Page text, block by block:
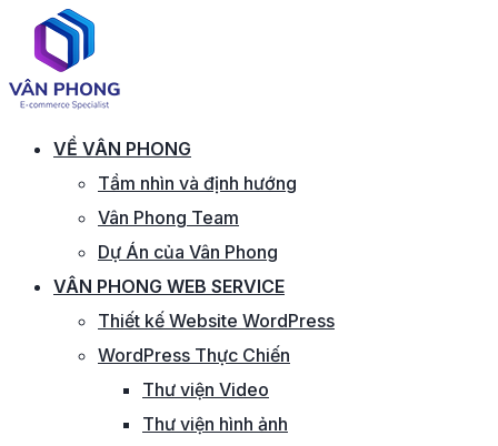
VỀ VÂN PHONG
Tầm nhìn và định hướng
Vân Phong Team
Dự Án của Vân Phong
VÂN PHONG WEB SERVICE
Thiết kế Website WordPress
WordPress Thực Chiến
Thư viện Video
Thư viện hình ảnh